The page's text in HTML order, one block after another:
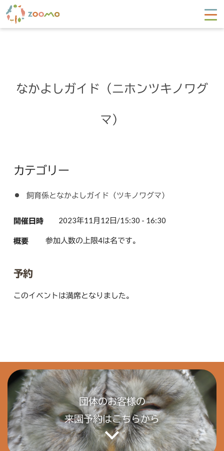
なかよしガイド（ニホンツキノワグ
マ）
カテゴリー
飼育係となかよしガイド（ツキノワグマ）
開催日時 2023年11月12日/15:30 - 16:30
概要 参加人数の上限4は名です。
予約
このイベントは満席となりました。
団体のお客様の
来園予約はこちらから